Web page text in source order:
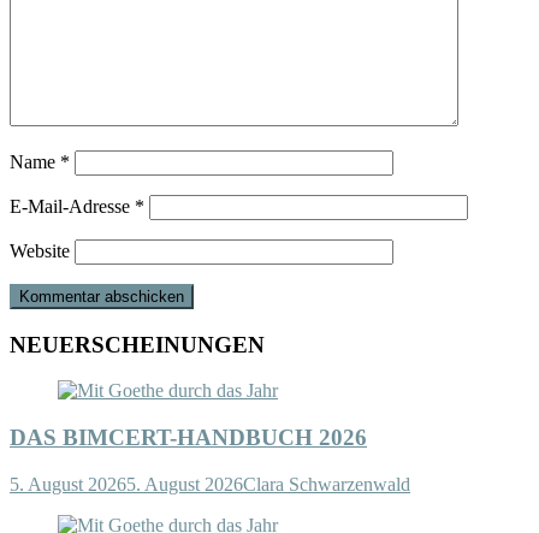
Name *
E-Mail-Adresse *
Website
NEUERSCHEINUNGEN
DAS BIMCERT-HANDBUCH 2026
5. August 20265. August 2026Clara Schwarzenwald